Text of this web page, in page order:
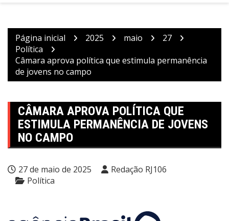
Página inicial 2025 maio
27
Política
Câmara aprova política que estimula permanência
de jovens no campo
CÂMARA APROVA POLÍTICA QUE
ESTIMULA PERMANÊNCIA DE JOVENS
NO CAMPO
27 de maio de 2025
Redação RJ106
Política